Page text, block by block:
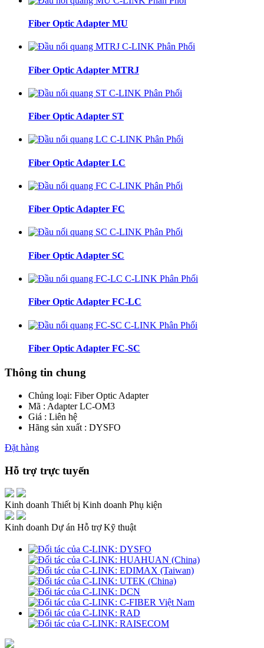
Fiber Optic Adapter MU
Fiber Optic Adapter MTRJ
Fiber Optic Adapter ST
Fiber Optic Adapter LC
Fiber Optic Adapter FC
Fiber Optic Adapter SC
Fiber Optic Adapter FC-LC
Fiber Optic Adapter FC-SC
Thông tin chung
Chủng loại: Fiber Optic Adapter
Mã : Adapter LC-OM3
Giá : Liên hệ
Hãng sản xuất : DYSFO
Đặt hàng
Hỗ trợ trực tuyến
Kinh doanh Thiết bị Kinh doanh Phụ kiện
Kinh doanh Dự án Hỗ trợ Kỹ thuật